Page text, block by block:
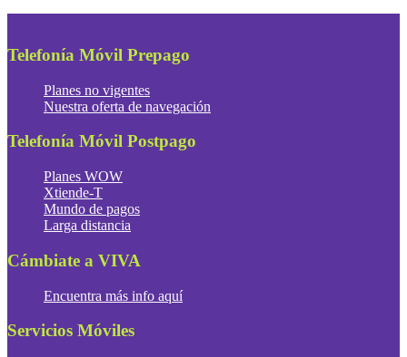
Telefonía Móvil Prepago
Planes no vigentes
Nuestra oferta de navegación
Telefonía Móvil Postpago
Planes WOW
Xtiende-T
Mundo de pagos
Larga distancia
Cámbiate a VIVA
Encuentra más info aquí
Servicios Móviles